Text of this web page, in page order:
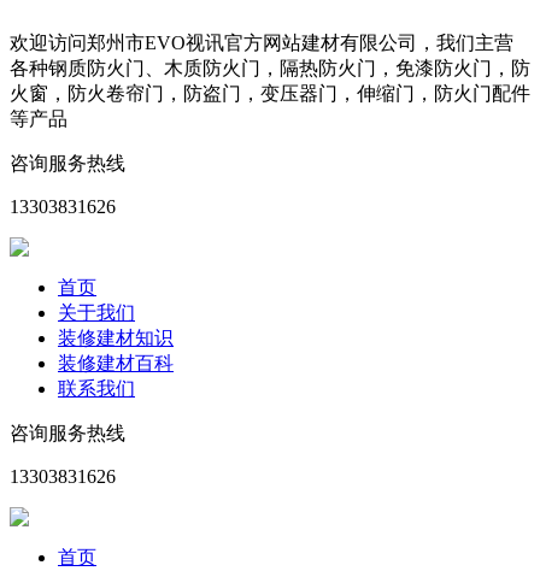
欢迎访问郑州市EVO视讯官方网站建材有限公司，我们主营
各种钢质防火门、木质防火门，隔热防火门，免漆防火门，防
火窗，防火卷帘门，防盗门，变压器门，伸缩门，防火门配件
等产品
咨询服务热线
13303831626
首页
关于我们
装修建材知识
装修建材百科
联系我们
咨询服务热线
13303831626
首页